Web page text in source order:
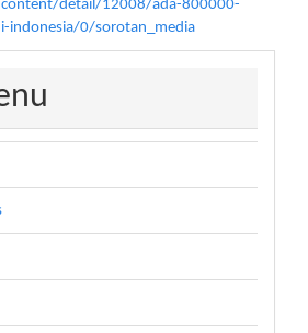
detail/12008/ada-800000-
indonesia/0/sorotan_media